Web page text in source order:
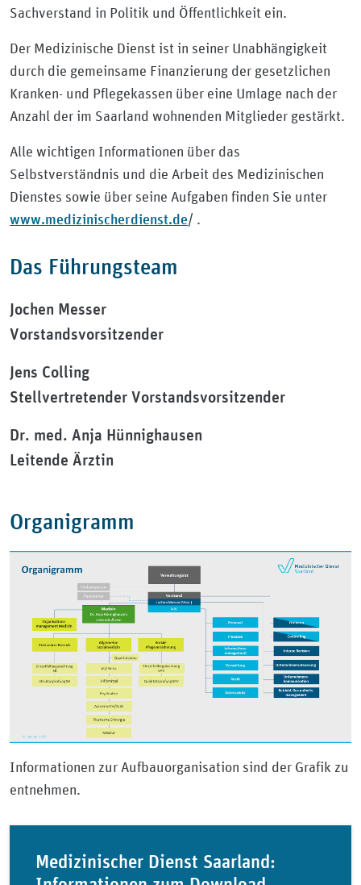
Sachverstand in Politik und Öffentlichkeit ein.
Der Medizinische Dienst ist in seiner Unabhängigkeit
durch die gemeinsame Finanzierung der gesetzlichen
Kranken- und Pflegekassen über eine Umlage nach der
Anzahl der im Saarland wohnenden Mitglieder gestärkt.
Alle wichtigen Informationen über das
Selbstverständnis und die Arbeit des Medizinischen
Dienstes sowie über seine Aufgaben finden Sie unter
www.medizinischerdienst.de/ .
Das Führungsteam
Jochen Messer
Vorstandsvorsitzender
Jens Colling
Stellvertretender Vorstandsvorsitzender
Dr. med. Anja Hünnighausen
Leitende Ärztin
Organigramm
Informationen zur Aufbauorganisation sind der Grafik zu
entnehmen.
Medizinischer Dienst Saarland: